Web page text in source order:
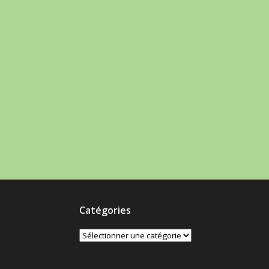
Catégories
Catégories